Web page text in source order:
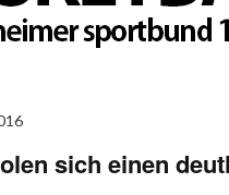
sich einen